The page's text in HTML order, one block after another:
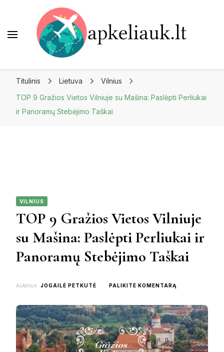
Titulinis Lietuva
Vilnius
TOP 9 Gražios Vietos Vilniuje su Mašina: Paslėpti Perliukai
ir Panoramų Stebėjimo Taškai
VILNIUS
TOP 9 Gražios Vietos Vilniuje
su Mašina: Paslėpti Perliukai ir
Panoramų Stebėjimo Taškai
Autorius JOGAILĖ PETKUTĖ PALIKITE KOMENTARĄ
GRAŽIOS
VIETOS
VILNIUJE
SU
MAŠINA: